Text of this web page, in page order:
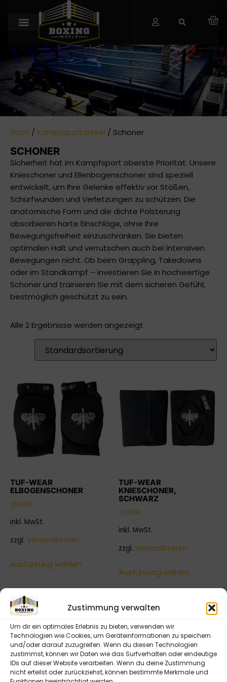
Zustimmung verwalten
Um dir ein optimales Erlebnis zu bieten, verwenden wir
Technologien wie Cookies, um Geräteinformationen zu speichern
und/oder darauf zuzugreifen. Wenn du diesen Technologien
zustimmst, können wir Daten wie das Surfverhalten oder eindeutige
IDs auf dieser Website verarbeiten. Wenn du deine Zustimmung
nicht erteilst oder zurückziehst, können bestimmte Merkmale und
Start / Kampfsportartikel / Schoner
SCHONER
Sicherheit hat im Kampfsport oberste Priorität. Unsere
Knieschoner und Ellenbogenschoner sind speziell
entwickelt, um Ihre Gelenke effektiv vor Stößen,
Schürfwunden und Verletzungen zu schützen. Die
anatomische Form und die dichte Polsterung
absorbieren harte Einschläge, ohne Ihre
Bewegungsfreiheit einzuschränken. Sie bieten
optimalen Halt und verrutschen auch bei intensiven
Bewegungen nicht. Ob beim Grappling, Takedowns
oder im Standkampf – investieren Sie in hochwertige
Schoner und trainieren Sie mit dem sicheren Gefühl,
bestmöglich geschützt zu sein.
Alle 2 Ergebnisse werden angezeigt
TUF-WEAR
ELBOGENSCHONER
20,00€
inkl. MwSt.
zzgl. Versandkosten
Ausführung wählen
TUF-WEAR
KNIESCHONER,
SCHWARZ
20,00€
inkl. MwSt.
zzgl. Versandkosten
Ausführung wählen
Ihr professioneller Ausstatter für Boxringe,
Trainingsgeräte, MMA Cages und Zubehör mit
eigenem CAD & Design Team
NEWSLETTER ABONNIEREN
Bitte senden Sie mir entsprechend Ihrer